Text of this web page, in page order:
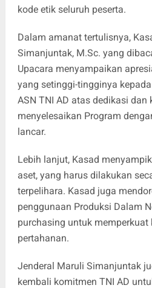
kode etik seluruh peserta.
Dalam amanat tertulisnya,
Simanjuntak, M.Sc. yang
Upacara menyampaikan
yang setinggi-tingginya
ASN TNI AD atas dedikasi dan
menyelesaikan Program
lancar.
Lebih lanjut, Kasad
aset, yang harus dilakukan
terpelihara. Kasad juga
penggunaan Produksi Dalam
purchasing untuk
pertahanan.
Jenderal Maruli Simanjuntak
kembali komitmen TNI AD